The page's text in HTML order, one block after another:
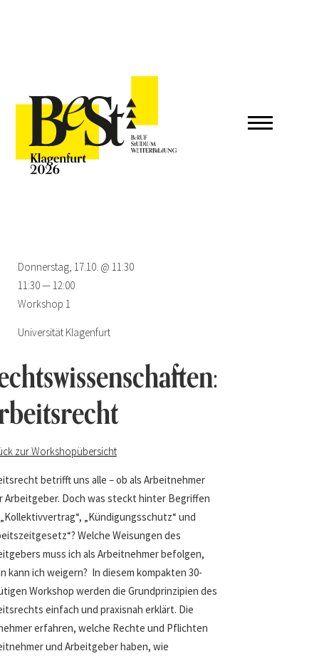
zur Workshopübersicht
betrifft uns alle – ob als Arbeitnehmer
Arbeitgeber. Doch was steckt hinter Begriffen
„Kündigungsschutz“ und
Welche Weisungen des
muss ich als Arbeitnehmer befolgen,
kann ich weigern? In diesem kompakten 30-
Workshop werden die Grundprinzipien des
einfach und praxisnah erklärt. Die
erfahren, welche Rechte und Pflichten
und Arbeitgeber haben, wie
Donnerstag, 17.10. @ 11:30
11:30 — 12:00
Workshop 1
Universität Klagenfurt